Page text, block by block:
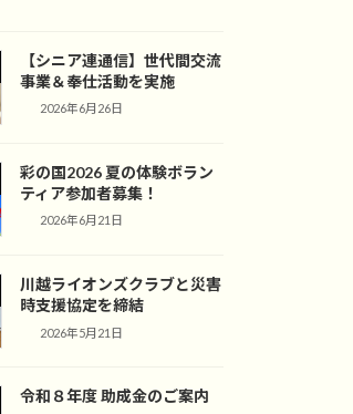
【シニア連通信】世代間交流
事業＆奉仕活動を実施
2026年6月26日
彩の国2026 夏の体験ボラン
ティア参加者募集！
2026年6月21日
川越ライオンズクラブと災害
時支援協定を締結
2026年5月21日
令和８年度 助成金のご案内